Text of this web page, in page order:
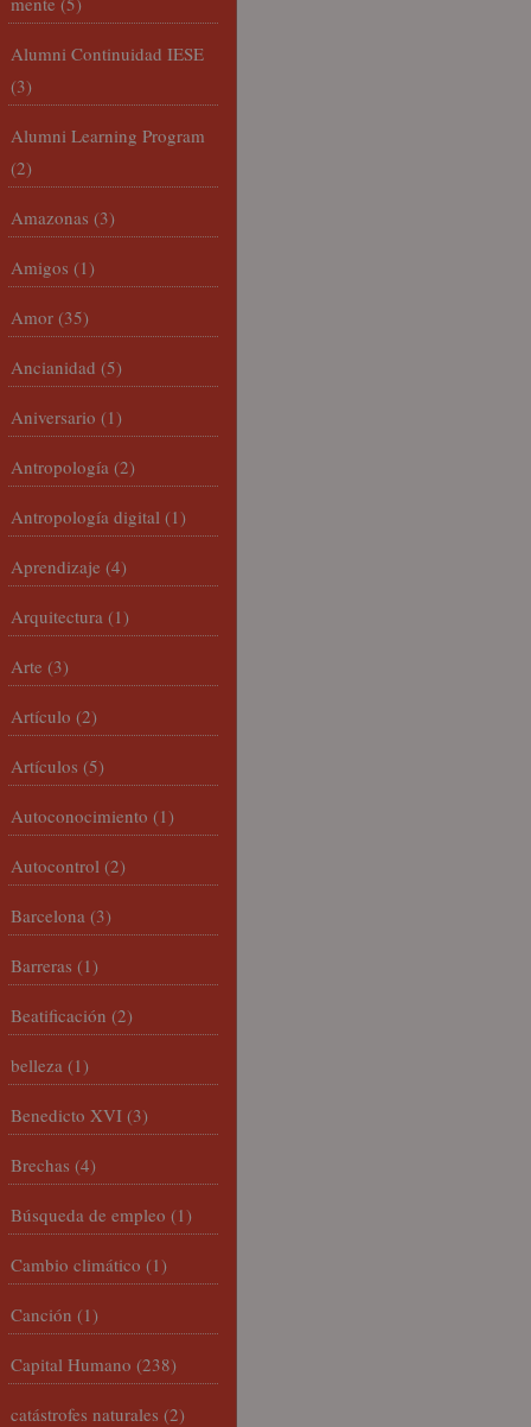
Alumni Continuidad IESE
(3)
Alumni Learning Program
(2)
Amazonas (3)
Amigos (1)
Amor (35)
Ancianidad (5)
Aniversario (1)
Antropología (2)
Antropología digital (1)
Aprendizaje (4)
Arquitectura (1)
Arte (3)
Artículo (2)
Artículos (5)
Autoconocimiento (1)
Autocontrol (2)
Barcelona (3)
Barreras (1)
Beatificación (2)
belleza (1)
Benedicto XVI (3)
Brechas (4)
Búsqueda de empleo (1)
Cambio climático (1)
Canción (1)
Capital Humano (238)
catástrofes naturales (2)